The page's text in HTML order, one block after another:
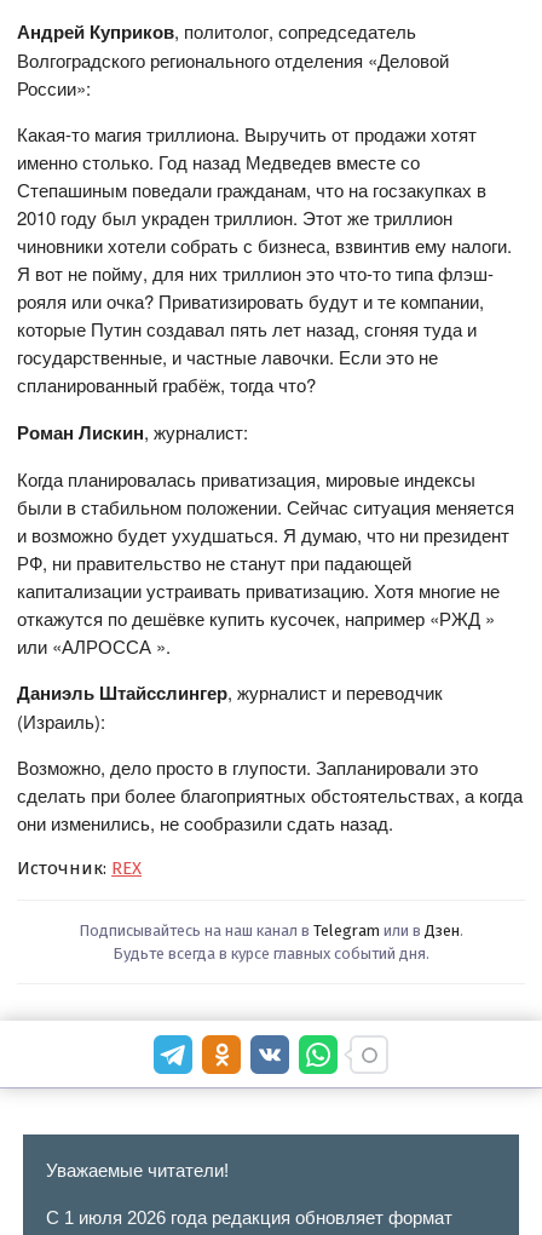
Андрей Куприков, политолог, сопредседатель
Волгоградского регионального отделения «Деловой
России»:
Какая-то магия триллиона. Выручить от продажи хотят
именно столько. Год назад Медведев вместе со
Степашиным поведали гражданам, что на госзакупках в
2010 году был украден триллион. Этот же триллион
чиновники хотели собрать с бизнеса, взвинтив ему налоги.
Я вот не пойму, для них триллион это что-то типа флэш-
рояля или очка? Приватизировать будут и те компании,
которые Путин создавал пять лет назад, сгоняя туда и
государственные, и частные лавочки. Если это не
спланированный грабёж, тогда что?
Роман Лискин, журналист:
Когда планировалась приватизация, мировые индексы
были в стабильном положении. Сейчас ситуация меняется
и возможно будет ухудшаться. Я думаю, что ни президент
РФ, ни правительство не станут при падающей
капитализации устраивать приватизацию. Хотя многие не
откажутся по дешёвке купить кусочек, например «РЖД »
или «АЛРОССА ».
Даниэль Штайсслингер, журналист и переводчик
(Израиль):
Возможно, дело просто в глупости. Запланировали это
сделать при более благоприятных обстоятельствах, а когда
они изменились, не сообразили сдать назад.
Источник: REX
Подписывайтесь на наш канал в Telegram или в Дзен.
Будьте всегда в курсе главных событий дня.
Уважаемые читатели!
С 1 июля 2026 года редакция обновляет формат